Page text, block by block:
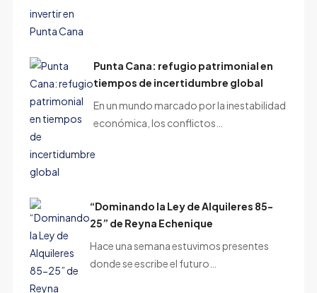
Punta Cana: refugio patrimonial en
tiempos de incertidumbre global
En un mundo marcado por la inestabilidad
económica, los conflictos…
“Dominando la Ley de Alquileres 85-
25” de Reyna Echenique
Hace una semana estuvimos presentes
donde se escribe el futuro…